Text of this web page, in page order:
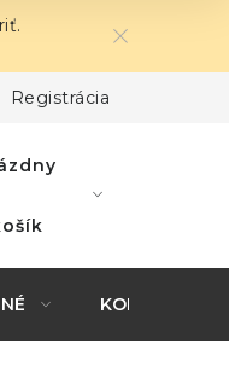
Registrácia
KONTAKTY